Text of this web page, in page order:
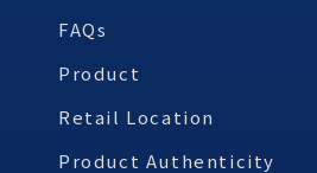
FAQs
Product
Retail Location
Product Authenticity